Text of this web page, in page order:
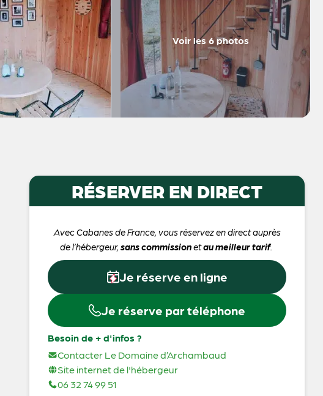
Voir les 6 photos
RÉSERVER EN DIRECT
Avec Cabanes de France, vous réservez en direct auprès
de l’hébergeur, sans commissionetau meilleur tarif.
Je réserve en ligne
Je réserve par téléphone
Besoin de + d'infos ?
Contacter Le Domaine d’Archambaud
Site internet de l'hébergeur
06 32 74 99 51